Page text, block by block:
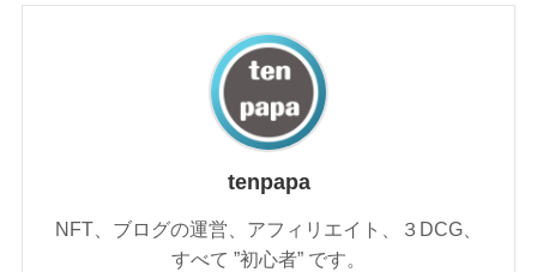
tenpapa
NFT、ブログの運営、アフィリエイト、３DCG、
すべて ”初心者” です。